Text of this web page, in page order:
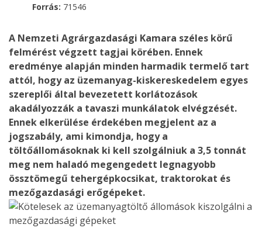
Forrás: 71546
A Nemzeti Agrárgazdasági Kamara széles körű
felmérést végzett tagjai körében. Ennek
eredménye alapján minden harmadik termelő tart
attól, hogy az üzemanyag-kiskereskedelem egyes
szereplői által bevezetett korlátozások
akadályozzák a tavaszi munkálatok elvégzését.
Ennek elkerülése érdekében megjelent az a
jogszabály, ami kimondja, hogy a
töltőállomásoknak ki kell szolgálniuk a 3,5 tonnát
meg nem haladó megengedett legnagyobb
össztömegű tehergépkocsikat, traktorokat és
mezőgazdasági erőgépeket.